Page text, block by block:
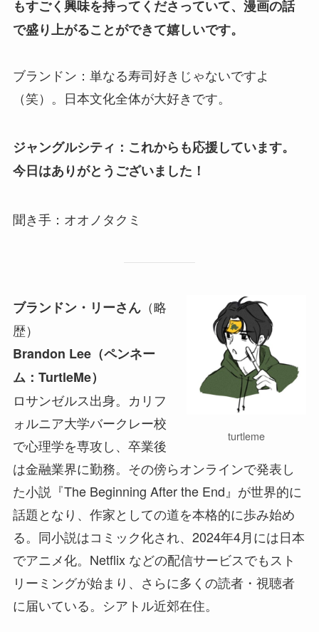
もすごく興味を持ってくださっていて、漫画の話
で盛り上がることができて嬉しいです。
ブランドン：単なる寿司好きじゃないですよ
（笑）。日本文化全体が大好きです。
ジャングルシティ：これからも応援しています。
今日はありがとうございました！
聞き手：オオノタクミ
turtleme
ブランドン・リーさん（略
歴）
Brandon Lee（ペンネー
ム：TurtleMe）
ロサンゼルス出身。カリフ
ォルニア大学バークレー校
で心理学を専攻し、卒業後
は金融業界に勤務。その傍らオンラインで発表し
た小説『The Beginning After the End』が世界的に
話題となり、作家としての道を本格的に歩み始め
る。同小説はコミック化され、2024年4月には日本
でアニメ化。Netflix などの配信サービスでもスト
リーミングが始まり、さらに多くの読者・視聴者
に届いている。シアトル近郊在住。